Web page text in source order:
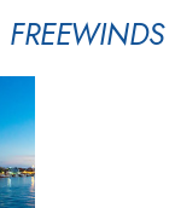
FREEWINDS